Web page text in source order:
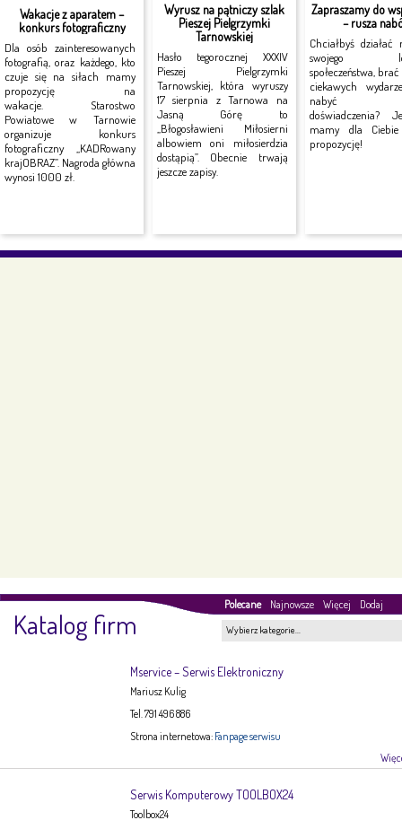
Wakacje z aparatem –
konkurs fotograficzny
Dla osób zainteresowanych
fotografią, oraz każdego, kto
czuje się na siłach mamy
propozycję na
wakacje. Starostwo
Powiatowe w Tarnowie
organizuje konkurs
fotograficzny „KADRowany
krajOBRAZ”. Nagroda główna
wynosi 1000 zł.
Wyrusz na pątniczy szlak
Pieszej Pielgrzymki
Tarnowskiej
Hasło tegorocznej XXXIV
Pieszej Pielgrzymki
Tarnowskiej, która wyruszy
17 sierpnia z Tarnowa na
Jasną Górę to
„Błogosławieni Miłosierni
albowiem oni miłosierdzia
dostąpią”. Obecnie trwają
jeszcze zapisy.
Zapraszamy do
– rusza
Chciałbyś działać
swojego
społeczeństwa,
ciekawych
nabyć
doświadczenia?
mamy dla Ciebie
propozycję!
Polecane Najnowsze Więcej Dodaj
Katalog firm Wybierz kategorie…
Mservice – Serwis Elektroniczny
Mariusz Kulig
Tel. 791 496 886
Strona internetowa: Fanpage serwisu
Serwis Komputerowy TOOLBOX24
Toolbox24